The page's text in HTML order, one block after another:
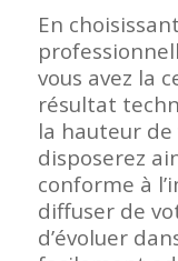
En
vous avez la
résultat
la hauteur de
disposerez
conforme à
diffuser de
d’évoluer